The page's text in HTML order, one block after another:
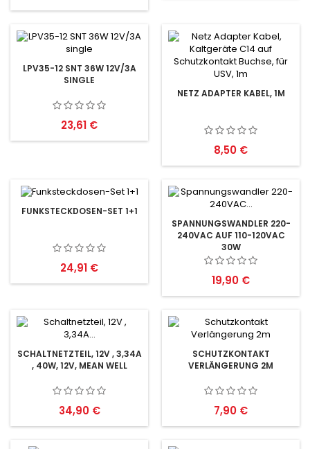
LPV35-12 SNT 36W 12V/3A
SINGLE
Preis
23,61 €
NETZ ADAPTER KABEL, 1M
Preis
8,50 €
FUNKSTECKDOSEN-SET 1+1
Preis
24,91 €
SPANNUNGSWANDLER 220-
240VAC AUF 110-120VAC
30W
Preis
19,90 €
SCHALTNETZTEIL, 12V , 3,34A
, 40W, 12V, MEAN WELL
Preis
34,90 €
SCHUTZKONTAKT
VERLÄNGERUNG 2M
Preis
7,90 €